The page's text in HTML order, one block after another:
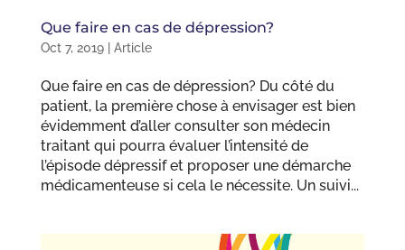
Que faire en cas de dépression?
Oct 7, 2019| Article
Que faire en cas de dépression? Du côté du
patient, la première chose à envisager est bien
évidemment d’aller consulter son médecin
traitant qui pourra évaluer l’intensité de
l’épisode dépressif et proposer une démarche
médicamenteuse si cela le nécessite. Un suivi...